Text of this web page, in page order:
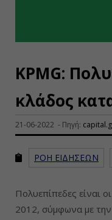
KPMG:
κλάδος
21-06-2022 - Πηγή:
ΡΟΗ ΕΙΔΗΣΕΩΝ
Πολυεπίπεδες είναι
2012, σύμφωνα με την